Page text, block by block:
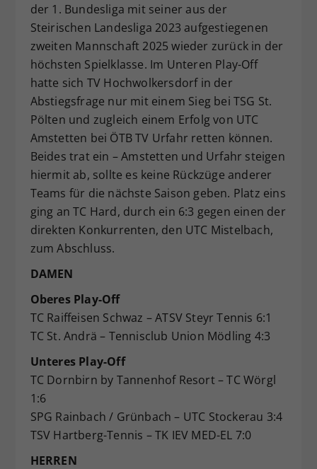
der 1. Bundesliga mit seiner aus der
Steirischen Landesliga 2023 aufgestiegenen
zweiten Mannschaft 2025 wieder zurück in der
höchsten Spielklasse. Im Unteren Play-Off
hatte sich TV Hochwolkersdorf in der
Abstiegsfrage nur mit einem Sieg bei TSG St.
Pölten und zugleich einem Erfolg von UTC
Amstetten bei ÖTB TV Urfahr retten können.
Beides trat ein – Amstetten und Urfahr steigen
hiermit ab, sollte es keine Rückzüge anderer
Teams für die nächste Saison geben. Platz eins
ging an TC Hard, durch ein 6:3 gegen einen der
direkten Konkurrenten, den UTC Mistelbach,
zum Abschluss.
DAMEN
Oberes Play-Off
TC Raiffeisen Schwaz – ATSV Steyr Tennis 6:1
TC St. Andrä – Tennisclub Union Mödling 4:3
Unteres Play-Off
TC Dornbirn by Tannenhof Resort – TC Wörgl
1:6
SPG Rainbach / Grünbach – UTC Stockerau 3:4
TSV Hartberg-Tennis – TK IEV MED-EL 7:0
HERREN